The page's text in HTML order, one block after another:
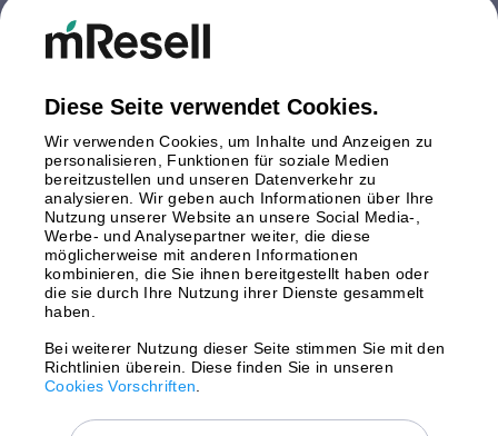
Deutschland
Italien
Polen
Schweden
Spanien
Österreich
Zahlungsmethoden
Diese Seite verwendet Cookies.
Wir verwenden Cookies, um Inhalte und Anzeigen zu
personalisieren, Funktionen für soziale Medien
bereitzustellen und unseren Datenverkehr zu
analysieren. Wir geben auch Informationen über Ihre
Nutzung unserer Website an unsere Social Media-,
Werbe- und Analysepartner weiter, die diese
möglicherweise mit anderen Informationen
kombinieren, die Sie ihnen bereitgestellt haben oder
die sie durch Ihre Nutzung ihrer Dienste gesammelt
haben.
Bei weiterer Nutzung dieser Seite stimmen Sie mit den
Richtlinien überein. Diese finden Sie in unseren
Cookies Vorschriften